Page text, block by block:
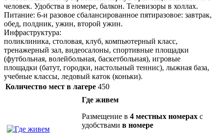
человек. Удобства в номере, балкон. Телевизоры в холлах.
Питание: 6-и разовое сбалансированное пятиразовое: завтрак,
обед, полдник, ужин, второй ужин.
Инфраструктура:
поликлиника, столовая, клуб, компьютерный класс,
тренажерный зал, видеосалоны, спортивные площадки
(футбольная, волейбольная, баскетбольная), игровые
площадки (батут, городки, настольный теннис), лыжная база,
учебные классы, ледовый каток (коньки).
Количество мест в лагере 450
Где живем
Размещение в 4 местных номерах с
удобствами в номере